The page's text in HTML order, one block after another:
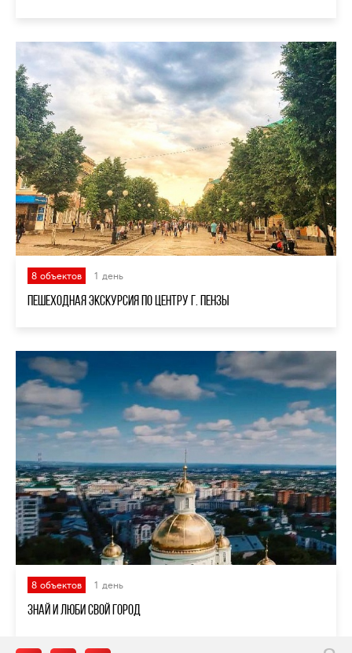
8 объектов 1 день
Пешеходная экскурсия по центру г. Пензы
8 объектов 1 день
Знай и люби свой город